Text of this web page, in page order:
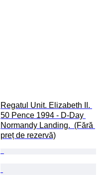
Regatul Unit. Elizabeth II.
50 Pence 1994 - D-Day
Normandy Landing.  (Fără
preț de rezervă)